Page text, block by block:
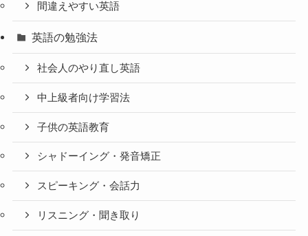
間違えやすい英語
英語の勉強法
社会人のやり直し英語
中上級者向け学習法
子供の英語教育
シャドーイング・発音矯正
スピーキング・会話力
リスニング・聞き取り